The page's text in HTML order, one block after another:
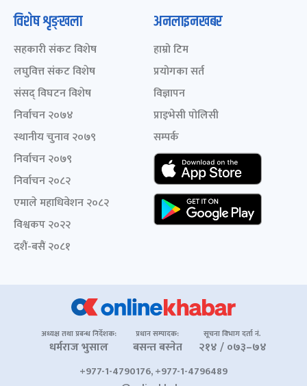
विशेष शृङ्खला
सहकारी संकट विशेष
लघुवित्त संकट विशेष
संसद् विघटन विशेष
निर्वाचन २०७४
स्थानीय चुनाव २०७९
निर्वाचन २०७९
निर्वाचन २०८२
एमाले महाधिवेशन २०८२
विश्वकप २०२२
दशैं-बसैं २०८१
अनलाइनखबर
हाम्रो टिम
प्रयोगका सर्त
विज्ञापन
प्राइभेसी पोलिसी
सम्पर्क
अध्यक्ष तथा प्रबन्ध निर्देशक:
धर्मराज भुसाल
प्रधान सम्पादक:
बसन्त बस्नेत
सूचना विभाग दर्ता नं.
२१४ / ०७३–७४
+977-1-4790176, +977-1-4796489